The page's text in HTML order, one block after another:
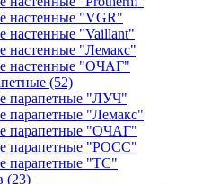
настенные "VGR"
настенные "Vaillant"
настенные "Лемакс"
настенные "ОЧАГ"
(52)
парапетные "ЛУЧ"
парапетные "Лемакс"
парапетные "ОЧАГ"
парапетные "РОСС"
парапетные "ТС"
(23)